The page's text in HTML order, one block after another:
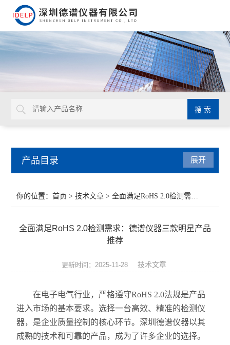
产品目录
ROHS仪器
卤素检测仪
环保检测仪
展开
你的位置：首页 >技术文章 > 全面满足RoHS 2.0检测需求：德谱仪器三款明星产品推荐
全面满足RoHS 2.0检测需求：德谱仪器三款明星产品
推荐
更新时间：2025-11-28 技术文章
在电子电气行业，严格遵守RoHS 2.0法规是产品
进入市场的基本要求。选择一台高效、精准的检测仪
器，是企业质量控制的核心环节。深圳德谱仪器以其
成熟的技术和可靠的产品，成为了许多企业的选择。